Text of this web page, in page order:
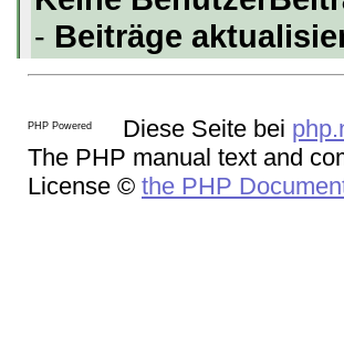
- Beiträge
Diese Seite bei
The PHP manual text and
License © the PHP